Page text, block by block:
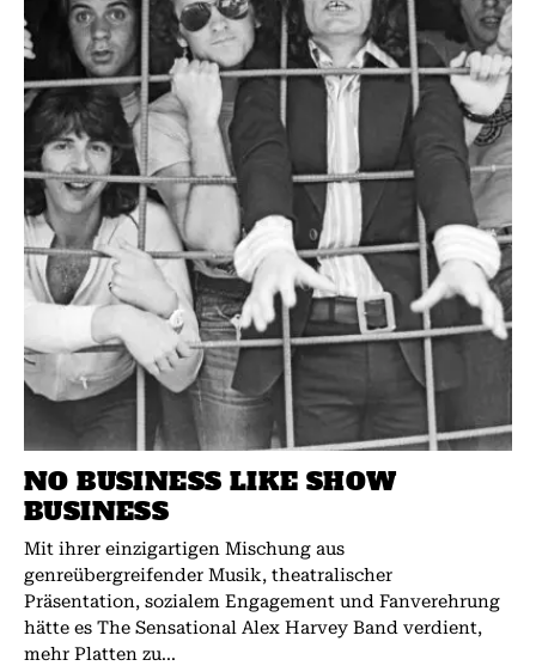
NO BUSINESS LIKE SHOW
BUSINESS
Mit ihrer einzigartigen Mischung aus
genreübergreifender Musik, theatralischer
Präsentation, sozialem Engagement und Fanverehrung
hätte es The Sensational Alex Harvey Band verdient,
mehr Platten zu...